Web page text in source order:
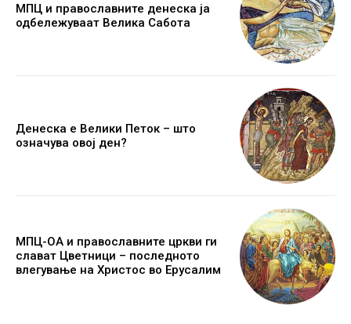
МПЦ и православните денеска ја
одбележуваат Велика Сабота
Денеска е Велики Петок – што
означува овој ден?
МПЦ-ОА и православните цркви ги
слават Цветници – последното
влегување на Христос во Ерусалим